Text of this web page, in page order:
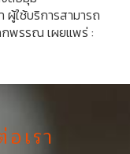
ใช้บริการสามารถ
กพรรณ เผยแพร่ :
เรา